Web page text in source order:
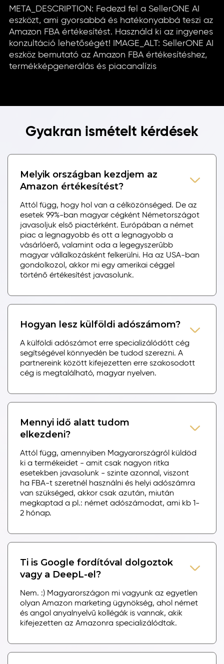
META_DESCRIPTION: Fedezd fel a SellerONE AI
eszközt, ami gyorsabbá és hatékonyabbá teszi az
Amazon FBA értékesítést. Használd ki az ingyenes
konzultáció lehetőségét! IMAGE_ALT: SellerONE AI
eszköz bemutató az Amazon FBA értékesítéshez,
termékképgenerálás és piacanalízis
Gyakran ismételt kérdések
Melyik országban kezdjem az
Amazon értékesítést?
Attól függ, hogy hol van a célközönséged. De az
esetek 99%-ban magyar cégként Németországot
javasoljuk első piactérként. Európában a német
piac a legnagyobb és ott a legnagyobb a
vásárlóerő, valamint oda a legegyszerűbb
magyar vállalkozásként felkerülni. Ha az USA-ban
gondolkozol, akkor mi egy amerikai céggel
történő értékesítést javasolunk.
Hogyan lesz külföldi adószámom?
A külföldi adószámot erre specializálódótt cég
segítségével könnyedén be tudod szerezni. A
partnereink között kifejezetten erre szakosodott
cég is megtalálható, magyar nyelven.
Mennyi idő alatt tudom
elkezdeni?
Attól függ, amennyiben Magyarországról küldöd
ki a termékeidet - amit csak nagyon ritka
esetekben javasolunk - szinte azonnal, viszont
ha FBA-t szeretnél használni és helyi adószámra
van szükséged, akkor csak azután, miután
megkaptad a pl.: német adószámodat, ami kb 1-
2 hónap.
Ti is Google fordítóval dolgoztok
vagy a DeepL-el?
Nem. :) Magyarországon mi vagyunk az egyetlen
olyan Amazon marketing ügynökség, ahol német
és angol anyalnyelvű kollégák is vannak, akik
kifejezetten az Amazonra specializálódtak.